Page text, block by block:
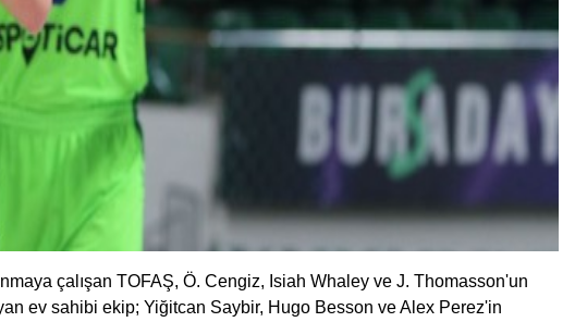
çalışan TOFAŞ, Ö. Cengiz, Isiah Whaley ve J. Thomasson'un
ev sahibi ekip; Yiğitcan Saybir, Hugo Besson ve Alex Perez'in